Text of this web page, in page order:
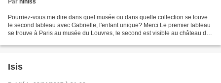
Pourriez-vous me dire dans quel musée ou dans quelle collection se touve
le second tableau avec Gabrielle, l'enfant unique? Merci Le premier tableau
se trouve à Paris au musée du Louvres, le second est visible au château de
Isis